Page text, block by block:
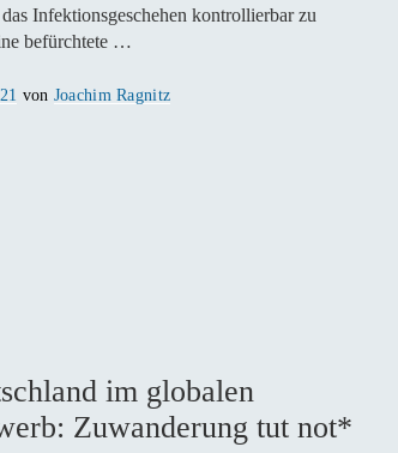
Infektionsgeschehen kontrollierbar zu
befürchtete …
von Joachim Ragnitz
im globalen
Zuwanderung tut not*